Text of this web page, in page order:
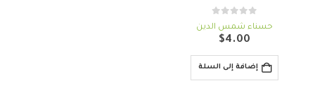
0
حسناء شمس الدين
$4.00
إضافة إلى السلة